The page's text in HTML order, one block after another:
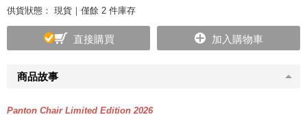
商品故事
Panton Chair Limited Edition 2026
供貨狀態： 現貨｜僅餘 2 件庫存
直接購買 加入購物車